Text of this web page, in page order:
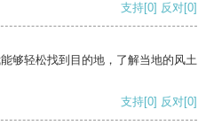
支持[0] 反对[0]
够轻松找到目的地，了解当地的风土
支持[0] 反对[0]